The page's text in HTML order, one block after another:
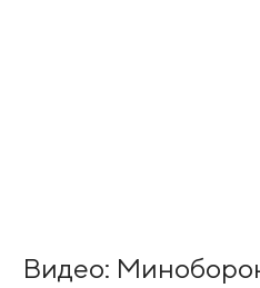
Видео: